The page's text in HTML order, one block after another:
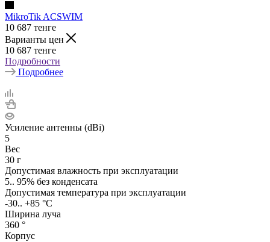
MikroTik ACSWIM
10 687 тенге
Варианты цен
10 687 тенге
Подробности
Подробнее
Усиление антенны (dBi)
5
Вес
30 г
Допустимая влажность при эксплуатации
5.. 95% без конденсата
Допустимая температура при эксплуатации
-30.. +85 °C
Ширина луча
360 °
Корпус